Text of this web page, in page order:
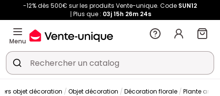
-12% dès 500€ sur les produits Vente-unique. Code SUN12
Plus que : 03j 15h 26m 23s
Menu
objet décoration Objet décoration Décoration florale Plante